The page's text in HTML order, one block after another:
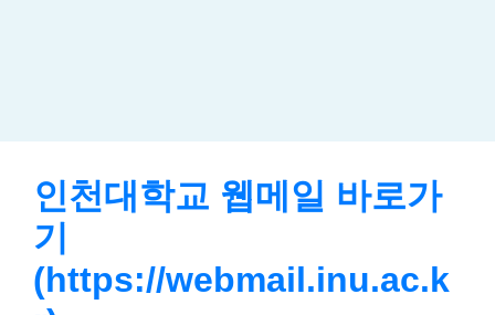
인천대학교 웹메일 바로가
기
(https://webmail.inu.ac.k